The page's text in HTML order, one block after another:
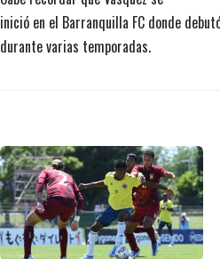
inició en el Barranquilla FC donde
durante varias temporadas.